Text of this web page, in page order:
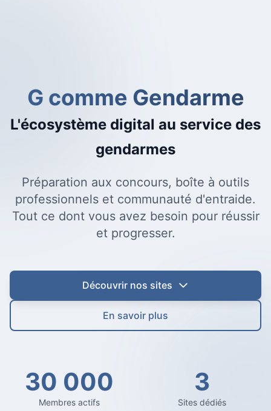
G comme Gendarme
L'écosystème digital au service des
gendarmes
Préparation aux concours, boîte à outils
professionnels et communauté d'entraide.
Tout ce dont vous avez besoin pour réussir
et progresser.
Découvrir nos sites
En savoir plus
30 000
Membres actifs
3
Sites dédiés